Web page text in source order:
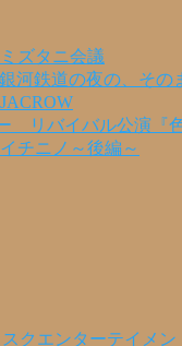
ズタニ会議
河鉄道の夜の、その
リバイバル公演『色
チニノ～後編～
クエンターテイメン